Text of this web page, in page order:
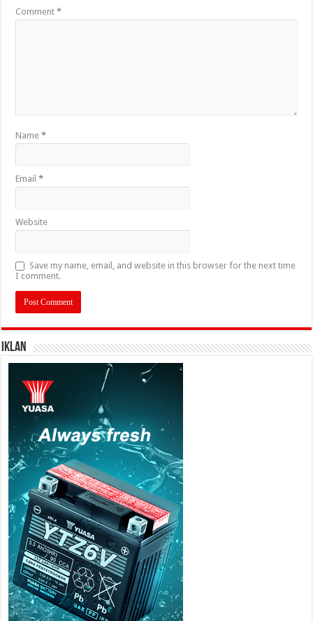
Comment*
Name*
Email*
Website
Save my name, email, and website in this browser for the next time
I comment.
IKLAN